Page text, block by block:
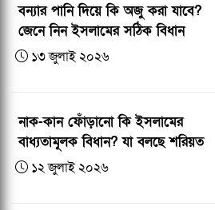
বন্যার পানি দিয়ে কি অজু করা যাবে?
জেনে নিন ইসলামের সঠিক বিধান
১৩ জুলাই ২০২৬
নাক-কান ফোঁড়ানো কি ইসলামের
বাধ্যতামূলক বিধান? যা বলছে শরিয়ত
১২ জুলাই ২০২৬